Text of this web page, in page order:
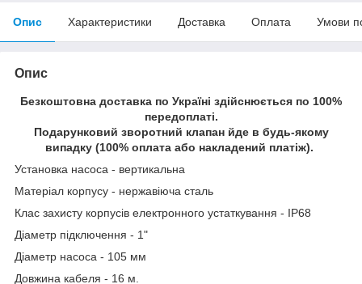
Опис Характеристики Доставка Оплата Умови
Опис
Безкоштовна доставка по Україні здійснюється по 100%
передоплаті.
Подарунковий зворотний клапан йде в будь-якому
випадку (100% оплата або накладений платіж).
Установка насоса - вертикальна
Матеріал корпусу - нержавіюча сталь
Клас захисту корпусів електронного устаткування - IP68
Діаметр підключення - 1"
Діаметр насоса - 105 мм
Довжина кабеля - 16 м.